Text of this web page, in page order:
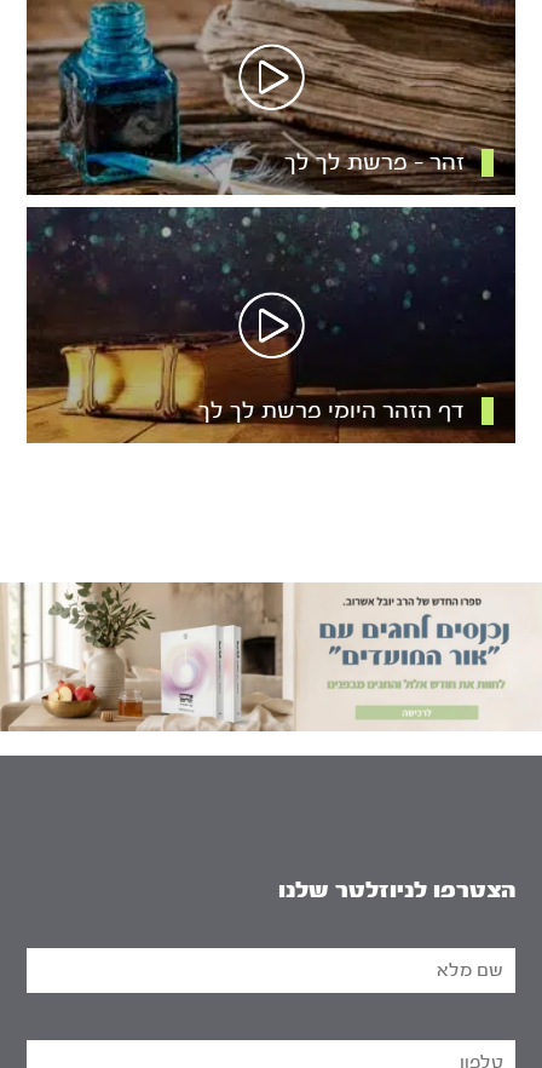
זהר – פרשת לך לך
דף הזהר היומי פרשת לך לך
הצטרפו לניוזלטר שלנו